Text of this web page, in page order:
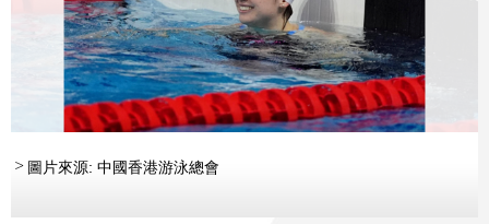
圖片來源: 中國香港游泳總會